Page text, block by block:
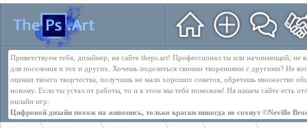
Приветствуем тебя, дизайнер, на сайте theps.art! Профессионал ты или начинающий,
для поселения и тех и других. Хочешь поделиться своими творениями с другими? Не
оценки твоего творчества, получишь не мало хороших советов, обретешь множество
новому. Если ты устал от работы, то и в этом мы тебе поможем! На нашем сайте есть
онлайн игр.
Цифровой дизайн похож на живопись, только краски никогда не сохнут ©Neville